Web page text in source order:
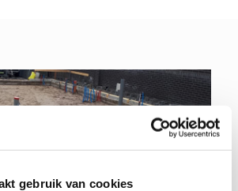
gebruik van cookies